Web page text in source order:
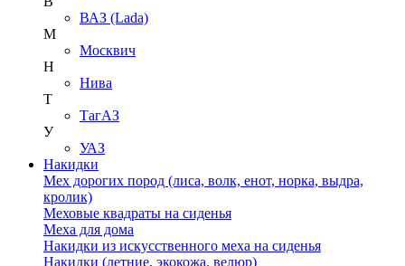
ВАЗ (Lada)
М
Москвич
Н
Нива
Т
ТагАЗ
У
УАЗ
Накидки
Мех дорогих пород (лиса, волк, енот, норка, выдра,
кролик)
Меховые квадраты на сиденья
Меха для дома
Накидки из искусственного меха на сиденья
Накидки (летние, экокожа, велюр)